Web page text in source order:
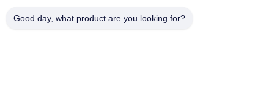
Phòng 101, số 13 Weimin Middle Road, thị trấn Nancun.
Good day, what product are you looking for?